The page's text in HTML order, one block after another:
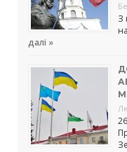
З
далі »